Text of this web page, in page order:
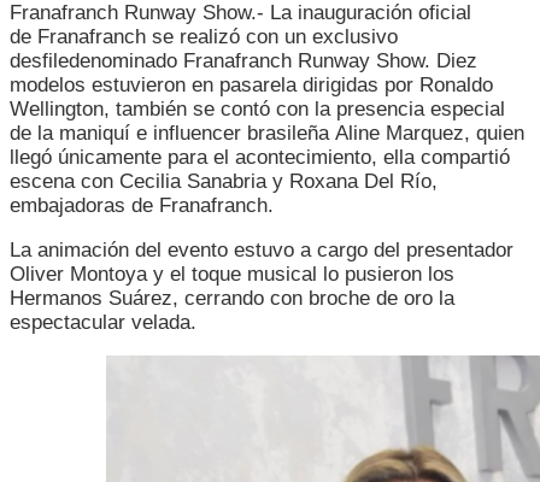
Franafranch Runway Show.- La inauguración oficial
de Franafranch se realizó con un exclusivo
desfiledenominado Franafranch Runway Show. Diez
modelos estuvieron en pasarela dirigidas por Ronaldo
Wellington, también se contó con la presencia especial
de la maniquí e influencer brasileña Aline Marquez, quien
llegó únicamente para el acontecimiento, ella compartió
escena con Cecilia Sanabria y Roxana Del Río,
embajadoras de Franafranch.
La animación del evento estuvo a cargo del presentador
Oliver Montoya y el toque musical lo pusieron los
Hermanos Suárez, cerrando con broche de oro la
espectacular velada.